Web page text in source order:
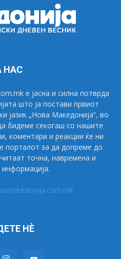
НАС
е јасна и силна потврда
што ја постави првиот
јазик „Нова Македонија“, во
бидеме секогаш со нашите
коментари и реакции ќе ни
порталот за да допреме до
точна, навремена и
НÈ